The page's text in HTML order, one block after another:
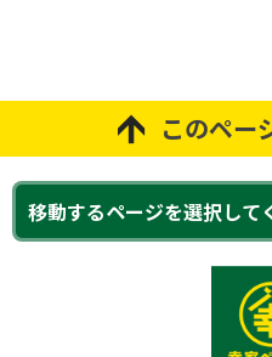
このペー